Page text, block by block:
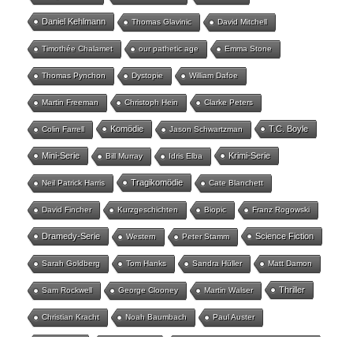
Daniel Kehlmann Thomas Glavinic David Mitchell
Timothée Chalamet our pathetic age Emma Stone
Thomas Pynchon Dystopie William Dafoe
Martin Freeman Christoph Hein Clarke Peters
Colin Farrell Komödie Jason Schwartzman T.C. Boyle
Mini-Serie Bill Murray Idris Elba Krimi-Serie
Neil Patrick Harris Tragikomödie Cate Blanchett
David Fincher Kurzgeschichten Biopic Franz Rogowski
Dramedy-Serie Western Peter Stamm Science Fiction
Sarah Goldberg Tom Hanks Sandra Hüller Matt Damon
Sam Rockwell George Clooney Martin Walser Thriller
Christian Kracht Noah Baumbach Paul Auster